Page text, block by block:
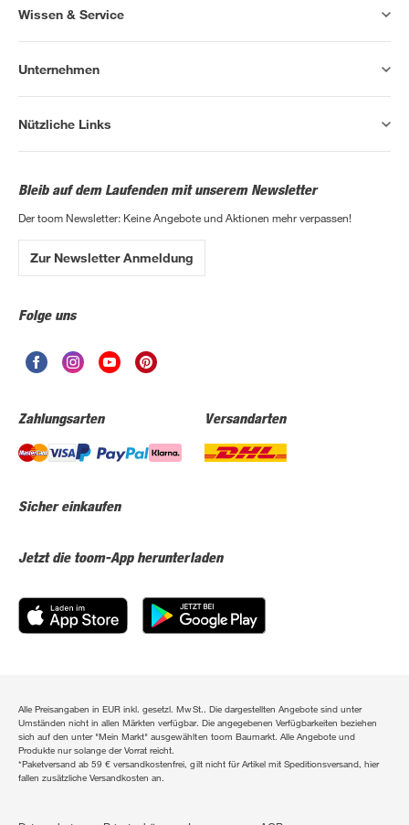
Wissen & Service
Unternehmen
Nützliche Links
Bleib auf dem Laufenden mit unserem Newsletter
Der toom Newsletter: Keine Angebote und Aktionen mehr verpassen!
Zur Newsletter Anmeldung
Folge uns
Zahlungsarten Versandarten
Sicher einkaufen
Jetzt die toom-App herunterladen
Alle Preisangaben in EUR inkl. gesetzl. MwSt.. Die dargestellten Angebote sind unter
Umständen nicht in allen Märkten verfügbar. Die angegebenen Verfügbarkeiten beziehen
sich auf den unter "Mein Markt" ausgewählten toom Baumarkt. Alle Angebote und
Produkte nur solange der Vorrat reicht.
*Paketversand ab 59 € versandkostenfrei, gilt nicht für Artikel mit Speditionsversand, hier
fallen zusätzliche Versandkosten an.